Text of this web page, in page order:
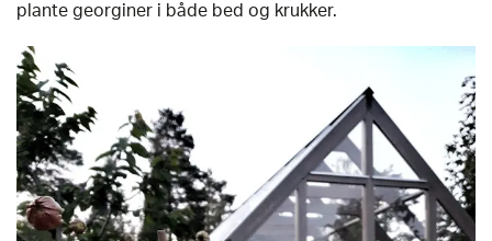
STØTTE & INSPIRASJON
Om våre anneks og boder
Levegg og pergola
plante georginer i både bed og krukker.